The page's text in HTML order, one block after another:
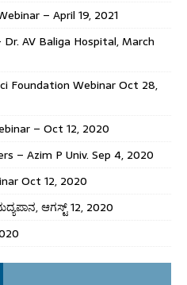
– April 19, 2021
AV Baliga Hospital, March
Foundation Webinar Oct 28,
– Oct 12, 2020
– Azim P Univ. Sep 4, 2020
Oct 12, 2020
ಆಗಸ್ಟ್ 12, 2020